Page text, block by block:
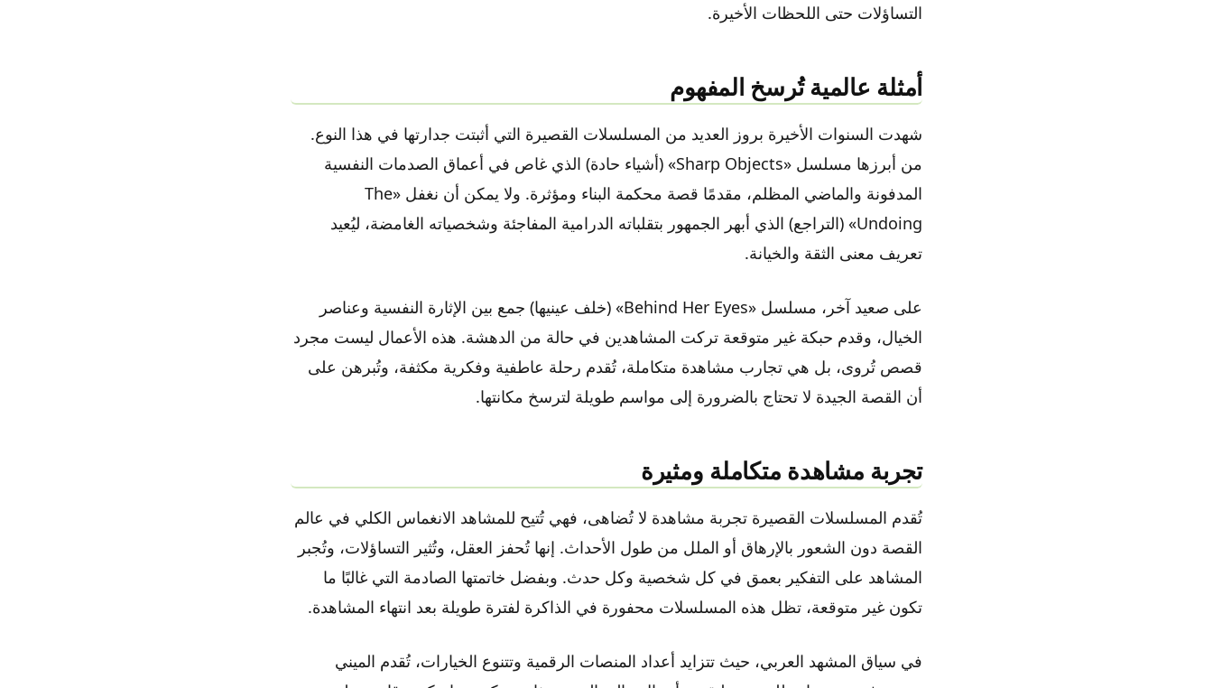
التساؤلات حتى اللحظات الأخيرة.
أمثلة عالمية تُرسخ المفهوم
شهدت السنوات الأخيرة بروز العديد من المسلسلات القصيرة التي أثبتت جدارتها في هذا النوع.
من أبرزها مسلسل «Sharp Objects» (أشياء حادة) الذي غاص في أعماق الصدمات النفسية
المدفونة والماضي المظلم، مقدمًا قصة محكمة البناء ومؤثرة. ولا يمكن أن نغفل «The
Undoing» (التراجع) الذي أبهر الجمهور بتقلباته الدرامية المفاجئة وشخصياته الغامضة، ليُعيد
تعريف معنى الثقة والخيانة.
على صعيد آخر، مسلسل «Behind Her Eyes» (خلف عينيها) جمع بين الإثارة النفسية وعناصر
الخيال، وقدم حبكة غير متوقعة تركت المشاهدين في حالة من الدهشة. هذه الأعمال ليست مجرد
قصص تُروى، بل هي تجارب مشاهدة متكاملة، تُقدم رحلة عاطفية وفكرية مكثفة، وتُبرهن على
أن القصة الجيدة لا تحتاج بالضرورة إلى مواسم طويلة لترسخ مكانتها.
تجربة مشاهدة متكاملة ومثيرة
تُقدم المسلسلات القصيرة تجربة مشاهدة لا تُضاهى، فهي تُتيح للمشاهد الانغماس الكلي في عالم
القصة دون الشعور بالإرهاق أو الملل من طول الأحداث. إنها تُحفز العقل، وتُثير التساؤلات، وتُجبر
المشاهد على التفكير بعمق في كل شخصية وكل حدث. وبفضل خاتمتها الصادمة التي غالبًا ما
تكون غير متوقعة، تظل هذه المسلسلات محفورة في الذاكرة لفترة طويلة بعد انتهاء المشاهدة.
في سياق المشهد العربي، حيث تتزايد أعداد المنصات الرقمية وتتنوع الخيارات، تُقدم الميني